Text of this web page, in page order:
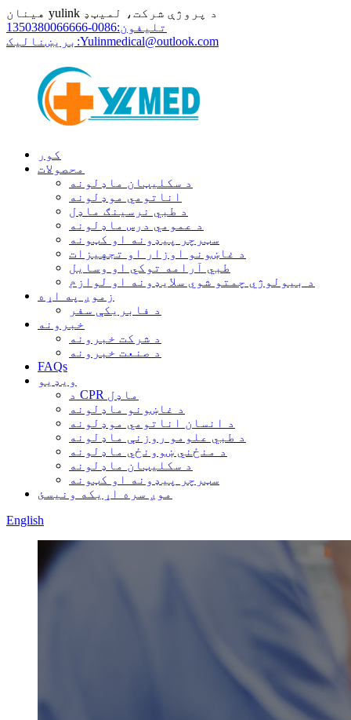
هینان yulink د پروژې شرکت، لمیټډ
تلیفون:0086-1350380066666
بریښنالیک:Yulinmedical@outlook.com
کور
محصولات
د سکلیټان ماډلونه
اناتومي موډلونه
د طبي نرسینګ ماډل
د عمومي درس ماډلونه
سټرچر پیډونه او کټونه
د غاښونو اوزار او تجهیزات
طبي آرامه توکي او وسایل
د بیولوژي چمتو شوي سلایډونه او لوازم
زموږ په اړه
د فابریکې سفر
خبرونه
د شرکت خبرونه
د صنعت خبرونه
FAQs
ویډیو
د CPR ماډل
د غاښونو ماډلونه
د انسان اناتومي موډلونه
د طبي علومو روزنې ماډلونه
د منځني ښوونځي ماډلونه
د سکلیټان ماډلونه
سټرچر پیډونه او کټونه
موږ سره اړیکه ونیسئ
English